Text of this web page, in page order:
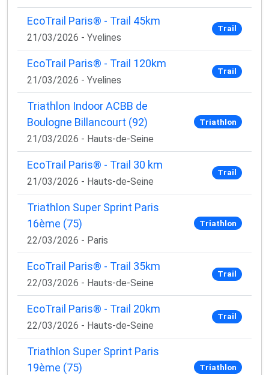
EcoTrail Paris® - Trail 45km
21/03/2026 - Yvelines
Trail
EcoTrail Paris® - Trail 120km
21/03/2026 - Yvelines
Trail
Triathlon Indoor ACBB de
Boulogne Billancourt (92)
21/03/2026 - Hauts-de-Seine
Triathlon
EcoTrail Paris® - Trail 30 km
21/03/2026 - Hauts-de-Seine
Trail
Triathlon Super Sprint Paris
16ème (75)
22/03/2026 - Paris
Triathlon
EcoTrail Paris® - Trail 35km
22/03/2026 - Hauts-de-Seine
Trail
EcoTrail Paris® - Trail 20km
22/03/2026 - Hauts-de-Seine
Trail
Triathlon Super Sprint Paris
19ème (75)
Triathlon